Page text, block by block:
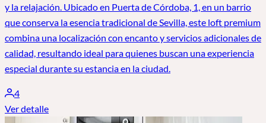
y la relajación. Ubicado en Puerta de Córdoba, 1, en un barrio
que conserva la esencia tradicional de Sevilla, este loft premium
combina una localización con encanto y servicios adicionales de
calidad, resultando ideal para quienes buscan una experiencia
especial durante su estancia en la ciudad.
4
Ver detalle